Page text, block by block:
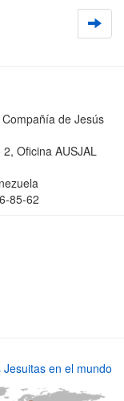
de Jesús
Oficina AUSJAL
85-62
Jesuitas en el mundo